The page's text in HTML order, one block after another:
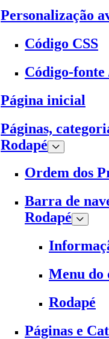
Personalização
Código CSS
Código-fonte
Página inicial
Páginas,
Rodapé
Ordem dos
Barra de
Rodapé
Menu do
Rodapé
Páginas e